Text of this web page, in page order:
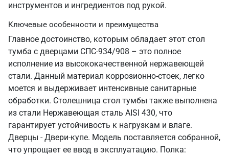
инструментов и ингредиентов под рукой.
Ключевые особенности и преимущества
Главное достоинство, которым обладает этот стол
тумба с дверцами СПС-934/908 – это полное
исполнение из высококачественной нержавеющей
стали. Данный материал коррозионно-стоек, легко
моется и выдерживает интенсивные санитарные
обработки. Столешница стол тумбы также выполнена
из стали Нержавеющая сталь AISI 430, что
гарантирует устойчивость к нагрузкам и влаге.
Дверцы - Двери-купе. Модель поставляется собранной,
что упрощает ее ввод в эксплуатацию. Полка: